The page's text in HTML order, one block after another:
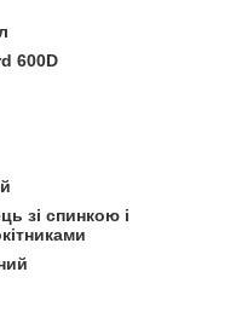
600D
зі спинкою і